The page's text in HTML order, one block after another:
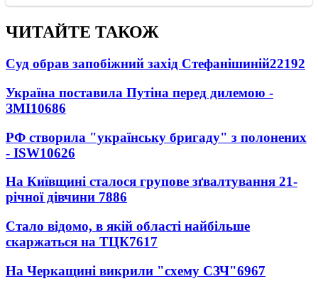
ЧИТАЙТЕ ТАКОЖ
Суд обрав запобіжний захід Стефанішиній22192
Україна поставила Путіна перед дилемою -
ЗМІ10686
РФ створила "українську бригаду" з полонених
- ISW10626
На Київщині сталося групове зґвалтування 21-
річної дівчини 7886
Стало відомо, в якій області найбільше
скаржаться на ТЦК7617
На Черкащині викрили "схему СЗЧ"6967